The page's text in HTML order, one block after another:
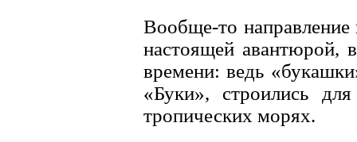
Вообще-то
настоящей авантюрой,
времени: ведь
«Буки», строились
тропических морях.